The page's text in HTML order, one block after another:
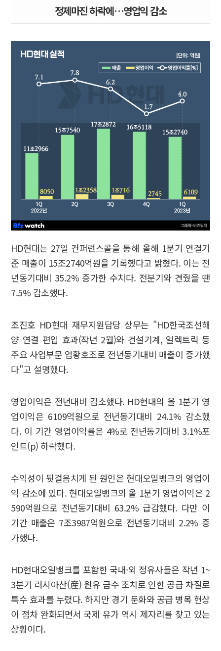
정제마진 하락에…영업익 감소
HD현대는 27일 컨퍼런스콜을 통해 올해 1분기 연결기
준 매출이 15조2740억원을 기록했다고 밝혔다. 이는 전
년동기대비 35.2% 증가한 수치다. 전분기와 견줬을 땐
7.5% 감소했다.
조진호 HD현대 재무지원담당 상무는 "HD한국조선해
양 연결 편입 효과(작년 2월)와 건설기계, 일렉트릭 등
주요 사업부문 업황호조로 전년동기대비 매출이 증가했
다"고 설명했다.
영업이익은 전년대비 감소했다. HD현대의 올 1분기 영
업이익은 6109억원으로 전년동기대비 24.1% 감소했
다. 이 기간 영업이익률은 4%로 전년동기대비 3.1%포
인트(p) 하락했다.
수익성이 뒷걸음치게 된 원인은 현대오일뱅크의 영업이
익 감소에 있다. 현대오일뱅크의 올 1분기 영업이익은 2
590억원으로 전년동기대비 63.2% 급감했다. 다만 이
기간 매출은 7조3987억원으로 전년동기대비 2.2% 증
가했다.
HD현대오일뱅크를 포함한 국내·외 정유사들은 작년 1~
3분기 러시아산(産) 원유 금수 조치로 인한 공급 차질로
특수 효과를 누렸다. 하지만 경기 둔화와 공급 병목 현상
이 점차 완화되면서 국제 유가 역시 제자리를 찾고 있는
상황이다.